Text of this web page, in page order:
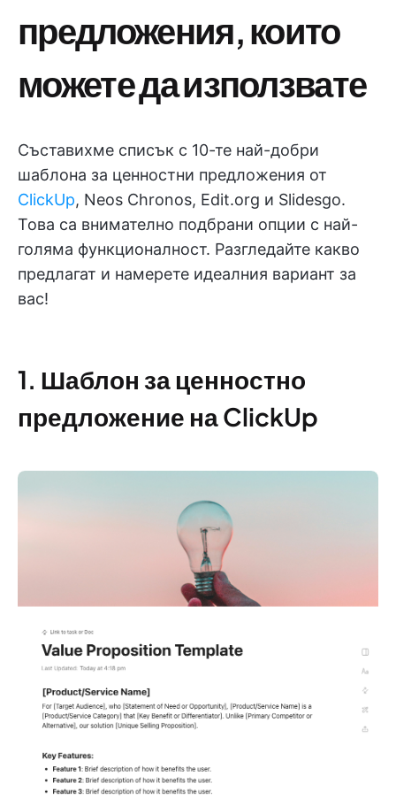
предложения, които
можете да използвате
Съставихме списък с 10-те най-добри
шаблона за ценностни предложения от
ClickUp, Neos Chronos, Edit.org и Slidesgo.
Това са внимателно подбрани опции с най-
голяма функционалност. Разгледайте какво
предлагат и намерете идеалния вариант за
вас!
1. Шаблон за ценностно
предложение на ClickUp